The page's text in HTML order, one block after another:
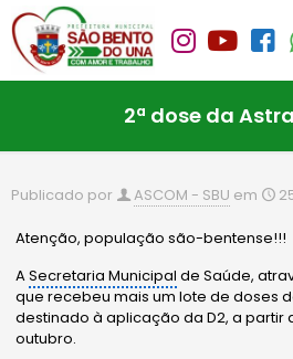
2ª dose da
Publicado por ASCOM - SBU em
Atenção, população são-bentense!!!
ASecretaria Municipal de Saúde,
que recebeu mais um lote de doses
destinado à aplicação da D2, a partir
outubro.